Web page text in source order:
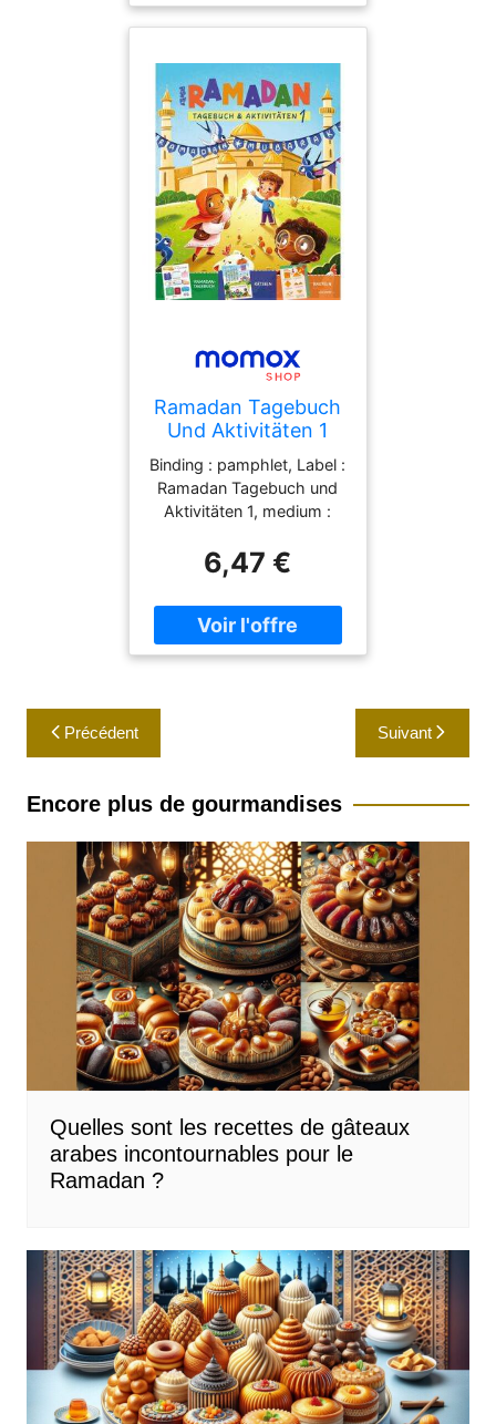
german, ISBN :
Ramadan Tagebuch
Und Aktivitäten 1
Binding : pamphlet, Label :
Ramadan Tagebuch und
Aktivitäten 1, medium :
numberOfPages : 76,
publicationDate : 2025-
01-21, languages :
german, ISBN :
394687178X
6,47 €
Navigation
de
l’article
Précédent Suivant
Encore plus de gourmandises
Quelles sont les recettes de gâteaux
arabes incontournables pour le
Ramadan ?